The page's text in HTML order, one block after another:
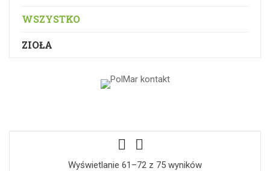
WSZYSTKO
ZIOŁA
Wyświetlanie 61–72 z 75 wyników